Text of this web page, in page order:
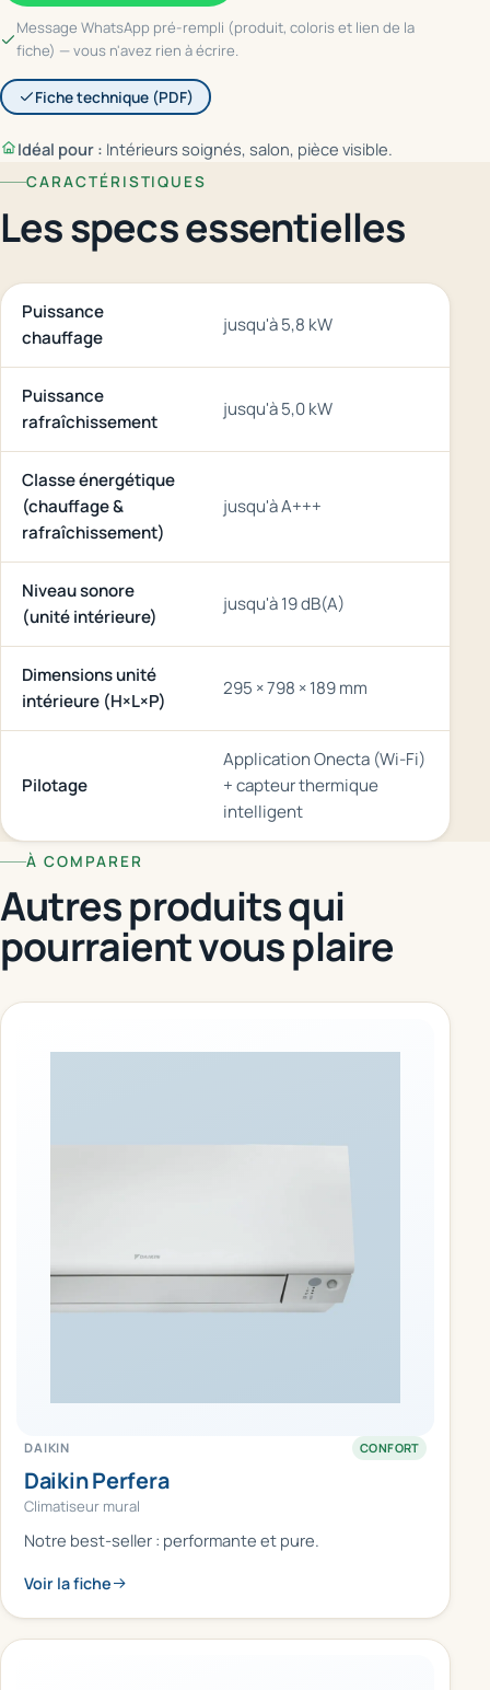
Message WhatsApp pré-rempli (produit, coloris et lien de la
fiche) — vous n'avez rien à écrire.
Fiche technique (PDF)
Idéal pour : Intérieurs soignés, salon, pièce visible.
CARACTÉRISTIQUES
Les specs essentielles
Puissance
chauffage
jusqu'à 5,8 kW
Puissance
rafraîchissement
jusqu'à 5,0 kW
Classe énergétique
(chauffage &
rafraîchissement)
jusqu'à A+++
Niveau sonore
(unité intérieure)
jusqu'à 19 dB(A)
Dimensions unité
intérieure (H×L×P)
295 × 798 × 189 mm
Pilotage
Application Onecta (Wi-Fi)
+ capteur thermique
intelligent
À COMPARER
Autres produits qui
pourraient vous plaire
DAIKIN CONFORT
Daikin Perfera
Climatiseur mural
Notre best-seller : performante et pure.
Voir la fiche